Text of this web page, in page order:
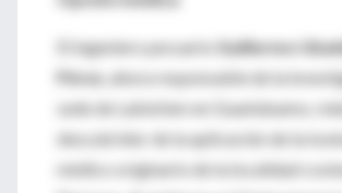
El ingeniero pecuario
Guillermo
Pérez , ahora responsable de la
sede de Labiofam en Guantánamo,
descubridor de la aplicación de la
médico originario de la localidad